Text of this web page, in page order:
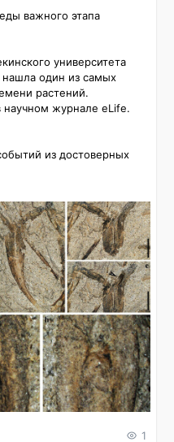
важного этапа
университета
один из самых
растений.
научном журнале eLife.
из достоверных
1